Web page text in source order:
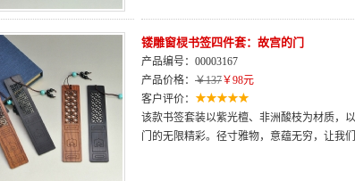
镂雕窗棂书签四件套：故宫的门
产品编号：00003167
产品价格： ￥137￥98元
客户评价：
该款书签套装以紫光檀、非洲酸枝为材质，
门的无限精彩。径寸雅物，意蕴无穷，让我